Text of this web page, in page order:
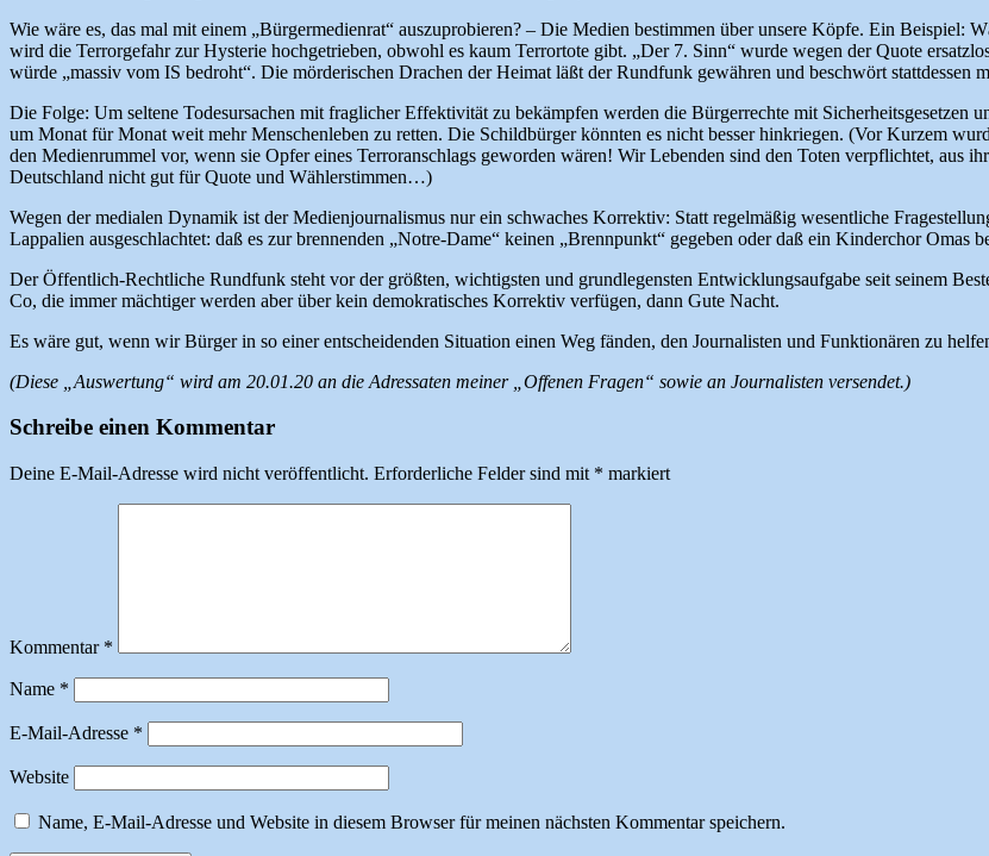
Wie wäre es, das mal mit einem „Bürgermedienrat“ auszuprobieren? – Die Medien bestimmen über unsere Köpfe. Ein Beispiel:
wird die Terrorgefahr zur Hysterie hochgetrieben, obwohl es kaum Terrortote gibt. „Der 7. Sinn“ wurde wegen der Quote
würde „massiv vom IS bedroht“. Die mörderischen Drachen der Heimat läßt der Rundfunk gewähren und beschwört stattdessen
Die Folge: Um seltene Todesursachen mit fraglicher Effektivität zu bekämpfen werden die Bürgerrechte mit Sicherheitsgesetzen
um Monat für Monat weit mehr Menschenleben zu retten. Die Schildbürger könnten es nicht besser hinkriegen. (Vor Kurzem
den Medienrummel vor, wenn sie Opfer eines Terroranschlags geworden wären! Wir Lebenden sind den Toten verpflichtet, aus
Deutschland nicht gut für Quote und Wählerstimmen…)
Wegen der medialen Dynamik ist der Medienjournalismus nur ein schwaches Korrektiv: Statt regelmäßig wesentliche
Lappalien ausgeschlachtet: daß es zur brennenden „Notre-Dame“ keinen „Brennpunkt“ gegeben oder daß ein Kinderchor Omas
Der Öffentlich-Rechtliche Rundfunk steht vor der größten, wichtigsten und grundlegensten Entwicklungsaufgabe seit seinem
Co, die immer mächtiger werden aber über kein demokratisches Korrektiv verfügen, dann Gute Nacht.
Es wäre gut, wenn wir Bürger in so einer entscheidenden Situation einen Weg fänden, den Journalisten und Funktionären zu
(Diese „Auswertung“ wird am 20.01.20 an die Adressaten meiner „Offenen Fragen“ sowie an Journalisten versendet.)
Schreibe einen Kommentar
Deine E-Mail-Adresse wird nicht veröffentlicht. Erforderliche Felder sind mit * markiert
Kommentar *
Name *
E-Mail-Adresse *
Website
Name, E-Mail-Adresse und Website in diesem Browser für meinen nächsten Kommentar speichern.